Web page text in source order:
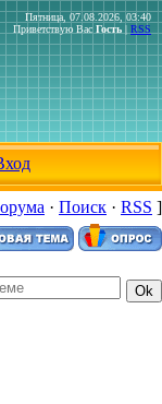
Пятница, 07.08.2026, 03:40
Приветствую Вас Гость | RSS
· Поиск · RSS ]